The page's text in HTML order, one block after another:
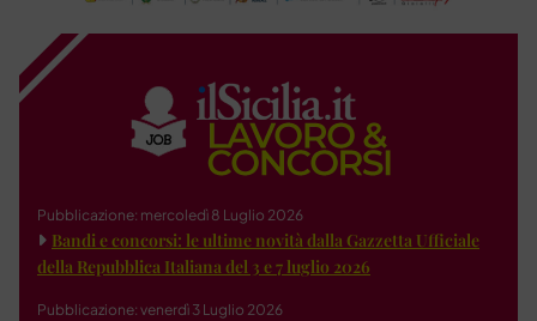
Pubblicazione: mercoledì 8 Luglio 2026
Bandi e concorsi: le ultime novità dalla Gazzetta Ufficiale
della Repubblica Italiana del 3 e 7 luglio 2026
Pubblicazione: venerdì 3 Luglio 2026